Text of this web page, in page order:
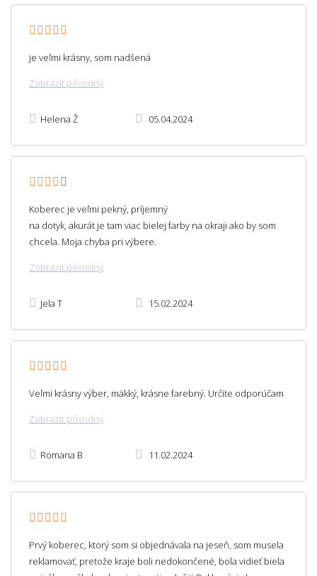
je veľmi krásny, som nadšená
Zobraziť pôvodný
Helena Ž 05.04.2024
Koberec je veľmi pekný, príjemný
na dotyk, akurát je tam viac bielej farby na okraji ako by som
chcela. Moja chyba pri výbere.
Zobraziť pôvodný
Jela T 15.02.2024
Veľmi krásny výber, mäkký, krásne farebný. Určite odporúčam
Zobraziť pôvodný
Romana B 11.02.2024
Prvý koberec, ktorý som si objednávala na jeseň, som musela
reklamovať, pretože kraje boli nedokončené, bola vidieť biela